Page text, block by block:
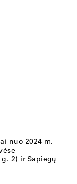
nuo 2024 m.
–
2) ir Sapiegų